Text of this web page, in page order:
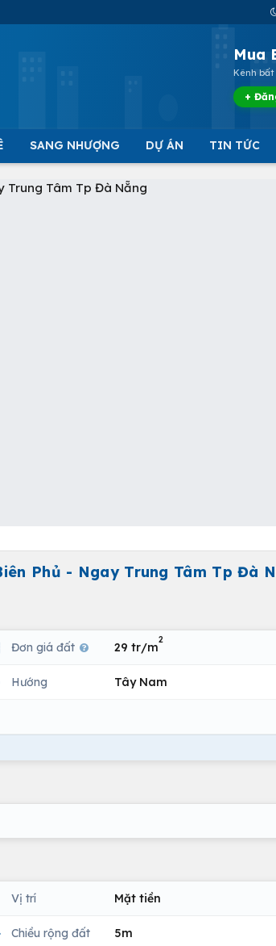
Mua
Kênh bất
+
SANG NHƯỢNG DỰ ÁN TIN TỨC
Phủ - Ngay Trung Tâm Tp Đà
Đơn giá đất 29 tr/m
2
Hướng Tây Nam
Vị trí Mặt tiền
Chiều rộng đất 5m